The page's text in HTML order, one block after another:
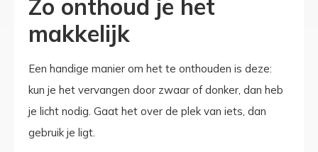
Zo onthoud je het
makkelijk
Een handige manier om het te onthouden is deze:
kun je het vervangen door zwaar of donker, dan heb
je licht nodig. Gaat het over de plek van iets, dan
gebruik je ligt.